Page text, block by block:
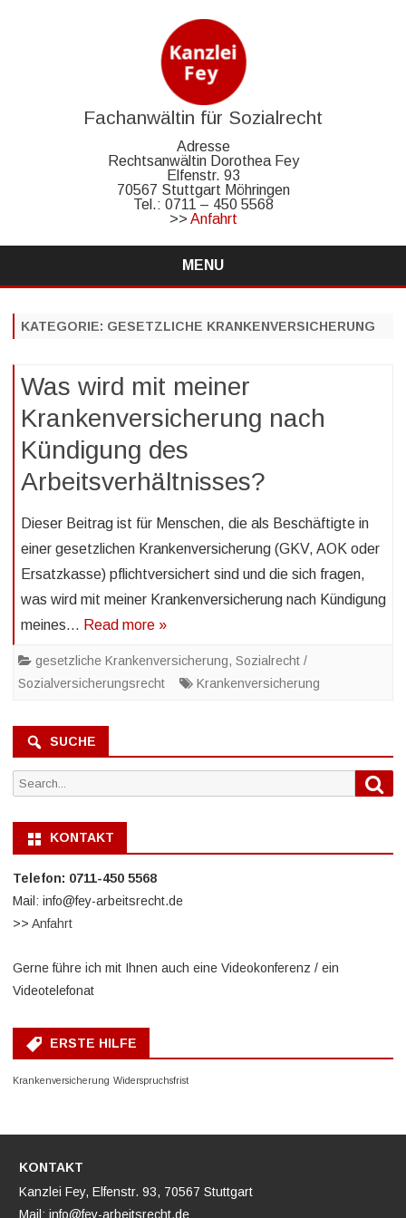
Fachanwältin für Sozialrecht
Adresse
Rechtsanwältin Dorothea Fey
Elfenstr. 93
70567 Stuttgart Möhringen
Tel.: 0711 – 450 5568
>> Anfahrt
MENU
Skip
content
KATEGORIE: GESETZLICHE KRANKENVERSICHERUNG
Was wird mit meiner
Krankenversicherung nach
Kündigung des
Arbeitsverhältnisses?
Dieser Beitrag ist für Menschen, die als Beschäftigte in
einer gesetzlichen Krankenversicherung (GKV, AOK oder
Ersatzkasse) pflichtversichert sind und die sich fragen,
was wird mit meiner Krankenversicherung nach Kündigung
meines… Read more »
gesetzliche Krankenversicherung, Sozialrecht /
Sozialversicherungsrecht
Krankenversicherung
SUCHE
Search
KONTAKT
Telefon: 0711-450 5568
Mail: info@fey-arbeitsrecht.de
>> Anfahrt
Gerne führe ich mit Ihnen auch eine Videokonferenz / ein
Videotelefonat
ERSTE HILFE
Krankenversicherung Widerspruchsfrist
KONTAKT
Kanzlei Fey, Elfenstr. 93, 70567 Stuttgart
Mail: info@fey-arbeitsrecht.de